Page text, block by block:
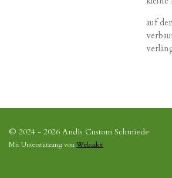
auf
© 2024 - 2026 Andis Custom Schmiede
Mit Unterstützung vonWebador